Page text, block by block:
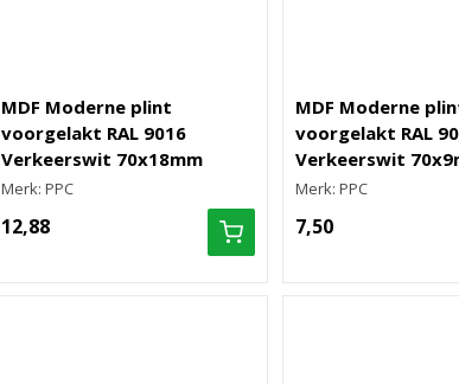
MDF Moderne plint
voorgelakt RAL 9016
Verkeerswit 70x18mm
Merk: PPC
12,88
MDF Moderne
voorgelakt RAL
Verkeerswit
Merk: PPC
7,50